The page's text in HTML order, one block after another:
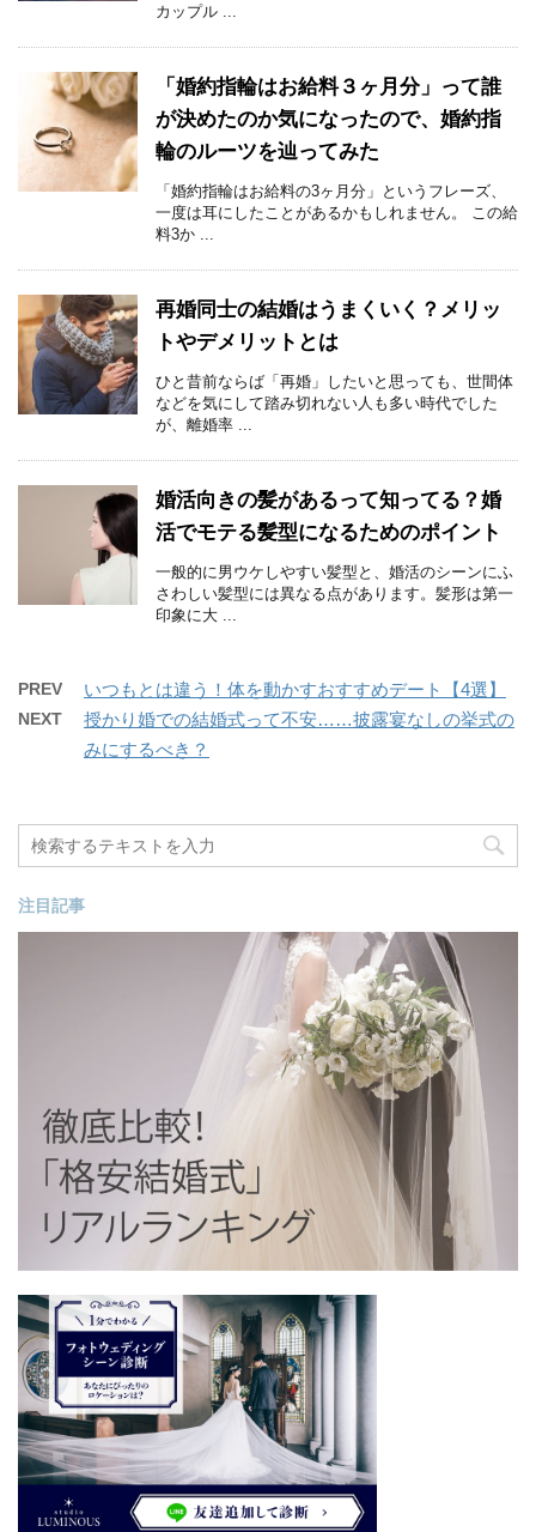
カップル ...
「婚約指輪はお給料３ヶ月分」って誰
が決めたのか気になったので、婚約指
輪のルーツを辿ってみた
「婚約指輪はお給料の3ヶ月分」というフレーズ、
一度は耳にしたことがあるかもしれません。 この給
料3か ...
再婚同士の結婚はうまくいく？メリッ
トやデメリットとは
ひと昔前ならば「再婚」したいと思っても、世間体
などを気にして踏み切れない人も多い時代でした
が、離婚率 ...
婚活向きの髪があるって知ってる？婚
活でモテる髪型になるためのポイント
一般的に男ウケしやすい髪型と、婚活のシーンにふ
さわしい髪型には異なる点があります。髪形は第一
印象に大 ...
PREV いつもとは違う！体を動かすおすすめデート【4選】
NEXT
授かり婚での結婚式って不安……披露宴なしの挙式の
みにするべき？
注目記事